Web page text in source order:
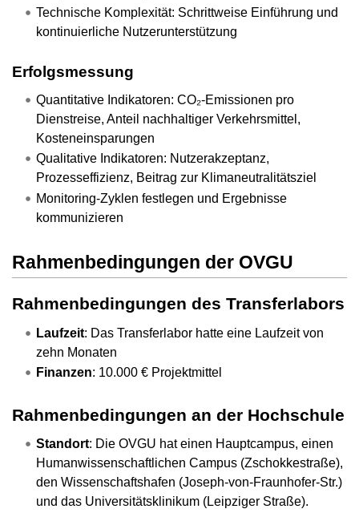
Technische Komplexität: Schrittweise Einführung und
kontinuierliche Nutzerunterstützung
Erfolgsmessung
Quantitative Indikatoren: CO₂-Emissionen pro
Dienstreise, Anteil nachhaltiger Verkehrsmittel,
Kosteneinsparungen
Qualitative Indikatoren: Nutzerakzeptanz,
Prozesseffizienz, Beitrag zur Klimaneutralitätsziel
Monitoring-Zyklen festlegen und Ergebnisse
kommunizieren
Rahmenbedingungen der OVGU
Rahmenbedingungen des Transferlabors
Laufzeit: Das Transferlabor hatte eine Laufzeit von
zehn Monaten
Finanzen: 10.000 € Projektmittel
Rahmenbedingungen an der Hochschule
Standort: Die OVGU hat einen Hauptcampus, einen
Humanwissenschaftlichen Campus (Zschokkestraße),
den Wissenschaftshafen (Joseph-von-Fraunhofer-Str.)
und das Universitätsklinikum (Leipziger Straße).